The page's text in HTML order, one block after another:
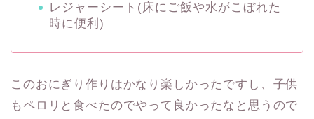
レジャーシート(床にご飯や水がこぼれた
時に便利)
このおにぎり作りはかなり楽しかったですし、子供
もペロリと食べたのでやって良かったなと思うので